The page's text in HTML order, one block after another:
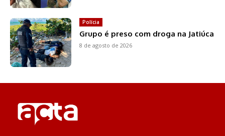
Polícia
Grupo é preso com droga na Jatiúca
8 de agosto de 2026